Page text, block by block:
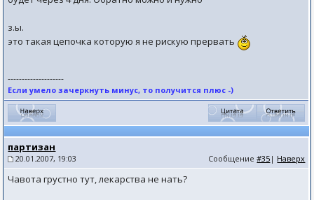
з.ы.
это такая цепочка которую я не рискую прервать
--------------------
Если умело зачеркнуть минус, то получится плюс -)
партизан
20.01.2007, 19:03 Сообщение#35 | Наверх
Чавота грустно тут, лекарства не нать?